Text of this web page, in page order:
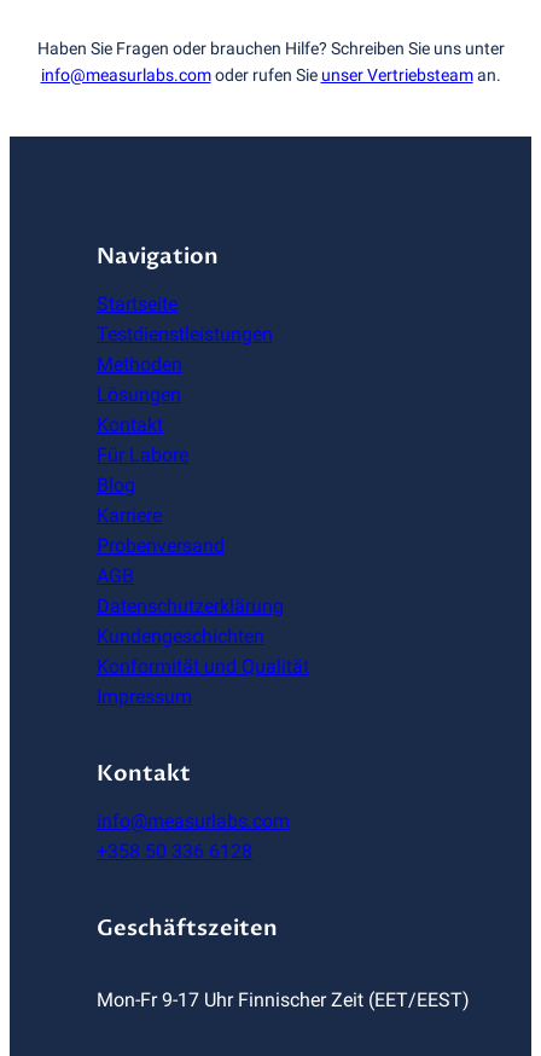
Haben Sie Fragen oder brauchen Hilfe? Schreiben Sie uns unter
info@measurlabs.comoder rufen Sie unser Vertriebsteaman.
Navigation
Startseite
Testdienstleistungen
Methoden
Lösungen
Kontakt
Für Labore
Blog
Karriere
Probenversand
AGB
Datenschutzerklärung
Kundengeschichten
Konformität und Qualität
Impressum
Kontakt
info@measurlabs.com
+358 50 336 6128
Geschäftszeiten
Mon-Fr 9-17 Uhr Finnischer Zeit (EET/EEST)